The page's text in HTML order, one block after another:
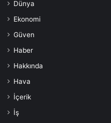
Dünya
Ekonomi
Güven
Haber
Hakkında
Hava
İçerik
İş